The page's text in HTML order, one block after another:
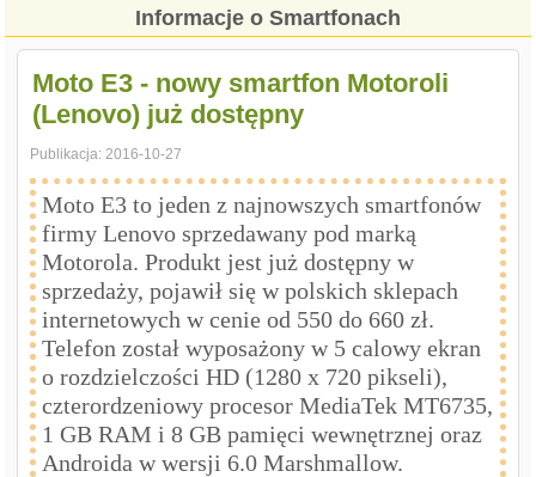
Informacje o Smartfonach
Moto E3 - nowy smartfon Motoroli
(Lenovo) już dostępny
Publikacja:2016-10-27
Moto E3 to jeden z najnowszych smartfonów
firmy Lenovo sprzedawany pod marką
Motorola. Produkt jest już dostępny w
sprzedaży, pojawił się w polskich sklepach
internetowych w cenie od 550 do 660 zł.
Telefon został wyposażony w 5 calowy ekran
o rozdzielczości HD (1280 x 720 pikseli),
czterordzeniowy procesor MediaTek MT6735,
1 GB RAM i 8 GB pamięci wewnętrznej oraz
Androida w wersji 6.0 Marshmallow.